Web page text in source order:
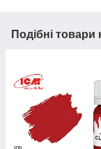
Подібні товари